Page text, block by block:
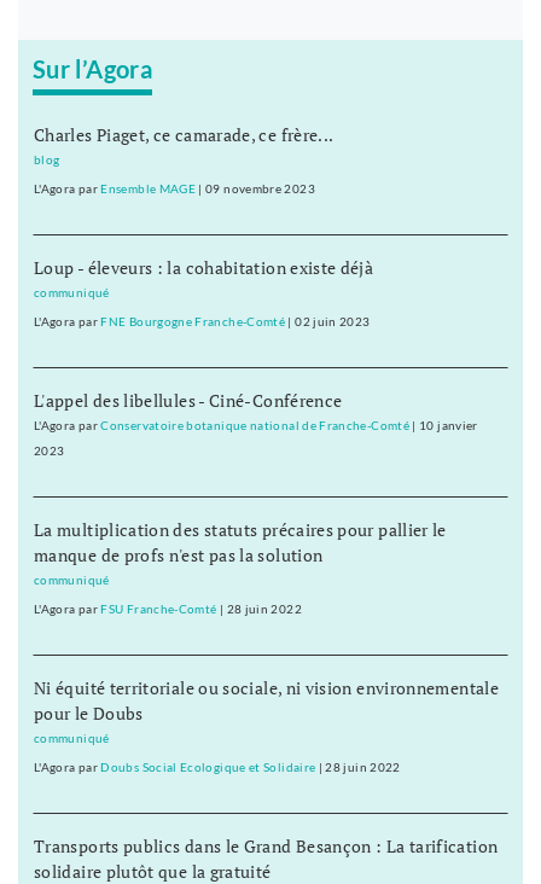
Sur l’Agora
Charles Piaget, ce camarade, ce frère...
blog
L'Agora parEnsemble MAGE |09 novembre 2023
Loup - éleveurs : la cohabitation existe déjà
communiqué
L'Agora parFNE Bourgogne Franche-Comté |02 juin 2023
L'appel des libellules - Ciné-Conférence
L'Agora parConservatoire botanique national de Franche-Comté| 10 janvier
2023
La multiplication des statuts précaires pour pallier le
manque de profs n'est pas la solution
communiqué
L'Agora parFSU Franche-Comté | 28 juin 2022
Ni équité territoriale ou sociale, ni vision environnementale
pour le Doubs
communiqué
L'Agora parDoubs Social Ecologique et Solidaire |28 juin 2022
Transports publics dans le Grand Besançon : La tarification
solidaire plutôt que la gratuité